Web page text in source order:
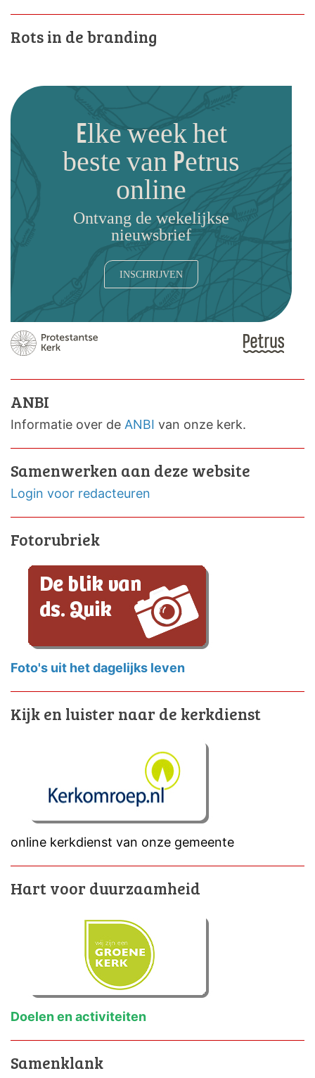
Rots in de branding
Elke week het
beste van Petrus
online
Ontvang de wekelijkse
nieuwsbrief
INSCHRIJVEN
ANBI
Informatie over de ANBI van onze kerk.
Samenwerken aan deze website
Login voor redacteuren
Fotorubriek
Foto's uit het dagelijks leven
Kijk en luister naar de kerkdienst
online kerkdienst van onze gemeente
Hart voor duurzaamheid
Doelen en activiteiten
Samenklank